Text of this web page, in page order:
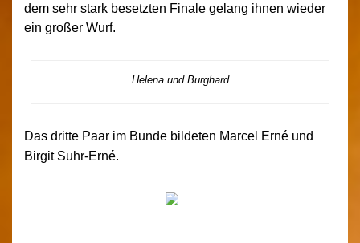
dem sehr stark besetzten Finale gelang ihnen wieder
ein großer Wurf.
Helena und Burghard
Das dritte Paar im Bunde bildeten Marcel Erné und
Birgit Suhr-Erné.